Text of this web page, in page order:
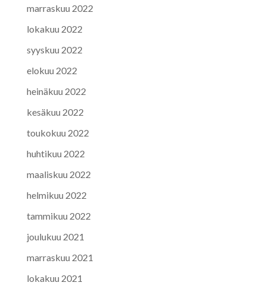
marraskuu 2022
lokakuu 2022
syyskuu 2022
elokuu 2022
heinäkuu 2022
kesäkuu 2022
toukokuu 2022
huhtikuu 2022
maaliskuu 2022
helmikuu 2022
tammikuu 2022
joulukuu 2021
marraskuu 2021
lokakuu 2021